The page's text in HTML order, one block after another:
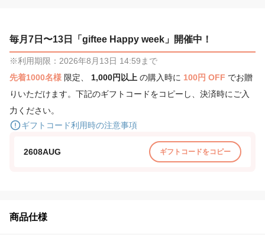
毎月7日〜13日「giftee Happy week」開催中！
※利用期限：2026年8月13日 14:59まで
先着1000名様 限定、 1,000円以上 の購入時に 100円 OFF でお贈
りいただけます。下記のギフトコードをコピーし、決済時にご入
力ください。
ギフトコード利用時の注意事項
2608AUG ギフトコードをコピー
商品仕様